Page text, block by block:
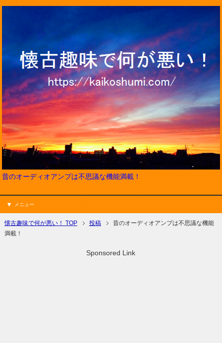
昔のオーディオアンプは不思議な機能満載！
メニュー
懐古趣味で何が悪い！ TOP 投稿
昔のオーディオアンプは不思議な機能
満載！
Sponsored Link